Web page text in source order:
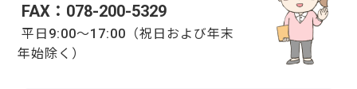
FAX：078-200-5329
平日9:00〜17:00（祝日および年末
年始除く）